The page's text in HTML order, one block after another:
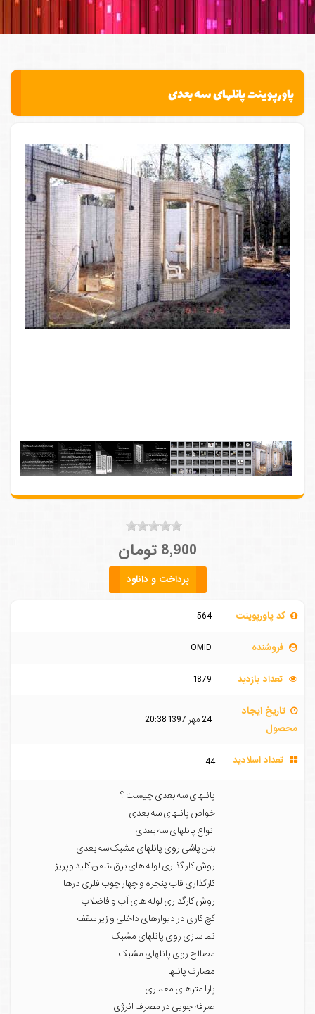
پاورپوینت پانلهای سه بعدی
8,900 تومان
پرداخت و دانلود
کد پاورپوینت 564
فروشنده OMID
تعداد بازدید 1879
تاریخ ایجاد
محصول
24 مهر 1397 20:38
تعداد اسلادید 44
پانلهای سه بعدی چیست ؟
خواص پانلهای سه بعدی
انواع پانلهای سه بعدی
بتن پاشی روی پانلهای مشبک سه بعدی
روش کار گذاری لوله های برق ،تلفن،کلید وپریز
کارگذاری قاب پنجره و چهار چوب فلزی درها
روش کارگداری لوله های آب و فاضلاب
گچ کاری در دیوارهای داخلی و زیر سقف
نما سازی روی پانلهای مشبک
مصالح روی پانلهای مشبک
مصارف پانلها
پارا مترهای معماری
صرفه جویی در مصرف انرژی